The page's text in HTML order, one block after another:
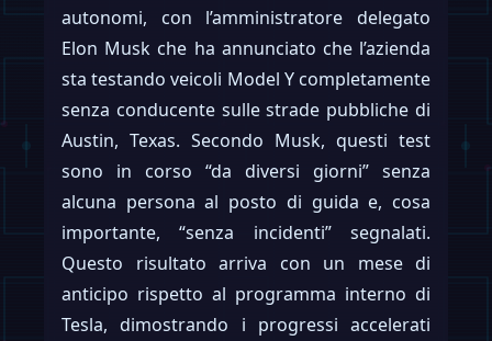
autonomi, con l’amministratore delegato
Elon Musk che ha annunciato che l’azienda
sta testando veicoli Model Y completamente
senza conducente sulle strade pubbliche di
Austin, Texas. Secondo Musk, questi test
sono in corso “da diversi giorni” senza
alcuna persona al posto di guida e, cosa
importante, “senza incidenti” segnalati.
Questo risultato arriva con un mese di
anticipo rispetto al programma interno di
Tesla, dimostrando i progressi accelerati